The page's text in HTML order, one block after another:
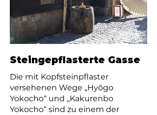
Steingepflasterte Gasse
Die mit Kopfsteinpflaster
versehenen Wege „Hyōgo
Yokocho“ und „Kakurenbo
Yokocho“ sind zu einem der